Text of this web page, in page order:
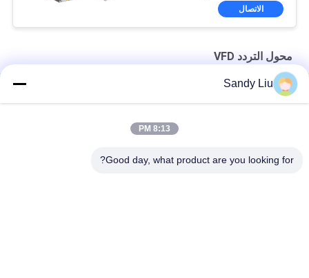
الاتصال
محول التردد VFD
محول تردد VFD مدمج، تحكم متقدم في المتجهات، مستوى حماية IP20
تبريد الهواء العاكس بتردد VFD المتغير CE مع التحكم في المروحة
Sandy Liu
8:13 PM
Good day, what product are you looking for?